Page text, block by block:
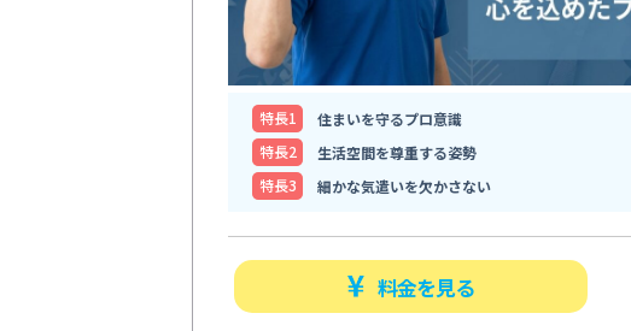
特⻑1
住まいを守るプロ意識
特⻑2
生活空間を尊重する姿勢
特⻑3
細かな気遣いを欠かさない
料金を見る